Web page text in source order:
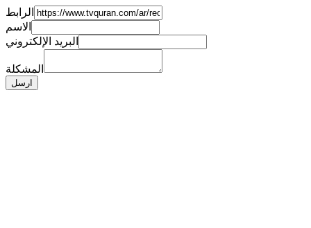
الرابط
الاسم
البريد الإلكتروني
المشكلة
ارسل